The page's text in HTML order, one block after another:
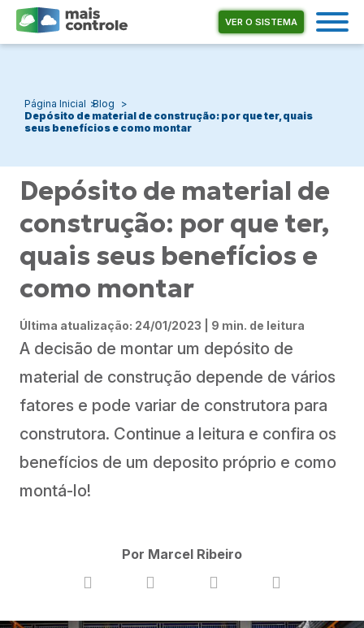
VER O SISTEMA
Página Inicial Blog
Depósito de material de construção: por que ter, quais
seus benefícios e como montar
Depósito de material de
construção: por que ter,
quais seus benefícios e
como montar
Última atualização: 24/01/2023 | 9 min. de leitura
A decisão de montar um depósito de
material de construção depende de vários
fatores e pode variar de construtora para
construtora. Continue a leitura e confira os
benefícios de um deposito próprio e como
montá-lo!
Por Marcel Ribeiro